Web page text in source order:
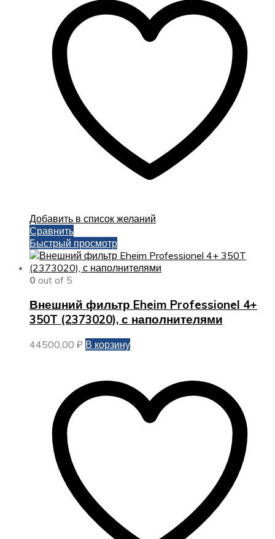
Добавить в список желаний
Сравнить
Быстрый просмотр
0 out of 5
Внешний фильтр Eheim Professionel 4+
350T (2373020), с наполнителями
44500,00 ₽ В корзину